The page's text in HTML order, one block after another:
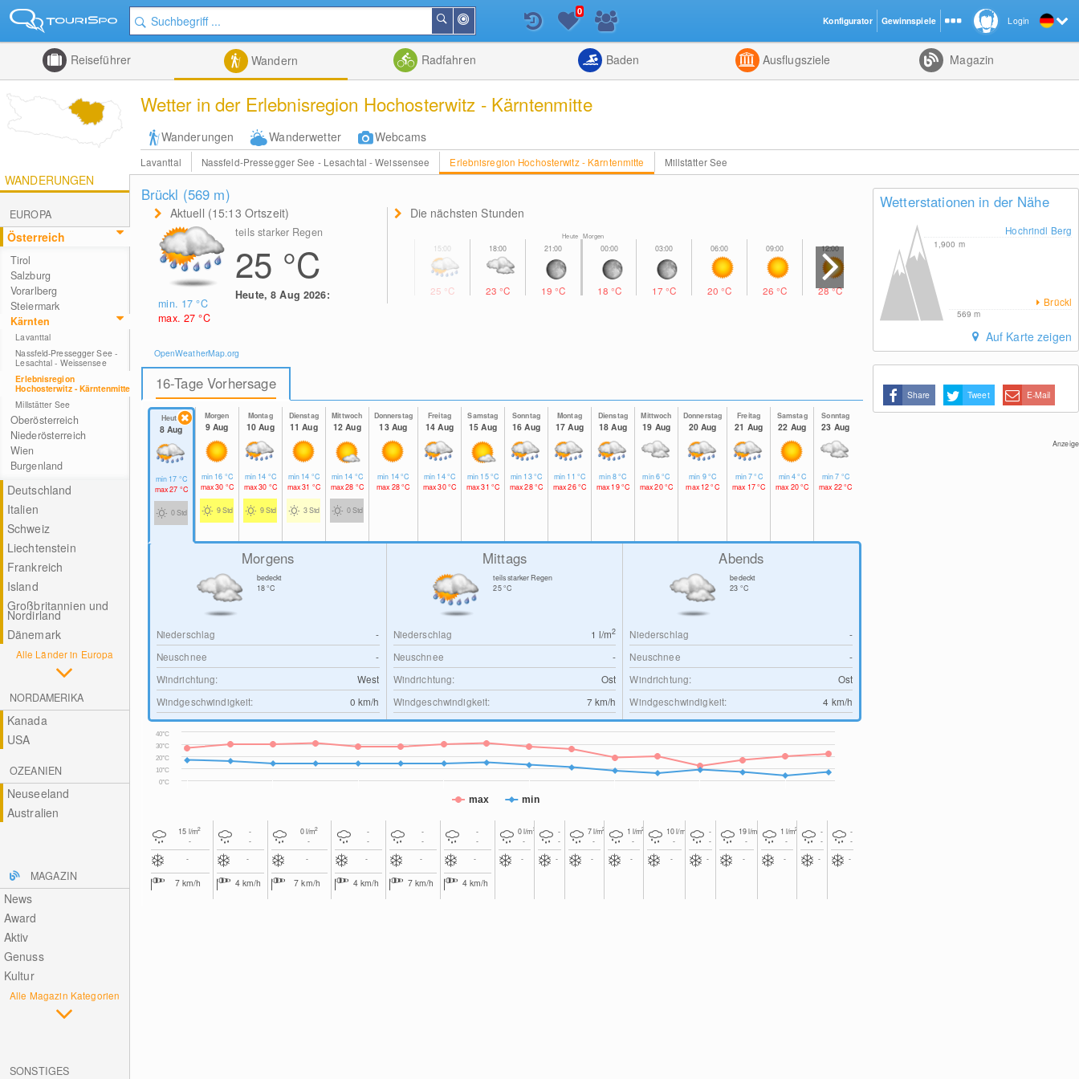
der
Suchen
Listenansicht
Kombiniert
0
Reiseführer Wandern Radfahren Baden Ausflugsziele Magazin
Wetter in der Erlebnisregion Hochosterwitz - Kärntenmitte
Wanderungen Wanderwetter Webcams
Lavanttal Nassfeld-Pressegger See - Lesachtal - Weissensee Erlebnisregion Hochosterwitz - Kärntenmitte Millstätter See
WANDERUNGEN
EUROPA
Österreich
Tirol
Salzburg
Vorarlberg
Steiermark
Kärnten
Lavanttal
Nassfeld-Pressegger See -
Lesachtal - Weissensee
Erlebnisregion
Hochosterwitz - Kärntenmitte
Millstätter See
Oberösterreich
Niederösterreich
Wien
Burgenland
Deutschland
Italien
Schweiz
Liechtenstein
Frankreich
Island
Großbritannien und
Nordirland
Dänemark
Alle Länder in Europa
NORDAMERIKA
Kanada
USA
OZEANIEN
Neuseeland
Australien
MAGAZIN
News
Award
Aktiv
Genuss
Kultur
Alle Magazin Kategorien
SONSTIGES
Brückl (569 m)
Aktuell (15:13 Ortszeit)
min. 17°C
max. 27°C
teils starker Regen
25 °C
Heute, 8 Aug 2026:
OpenWeatherMap.org
Die nächsten Stunden
25 °C 23°C 19°C
Heute Morgen
18°C 17°C 20°C 26°C 28°C 27°C 21
16-Tage Vorhersage
Heute
8 Aug
min 17 °C
max27 °C
0 Std
Morgen
9 Aug
min 16 °C
max30 °C
9 Std
Montag
10 Aug
min 14 °C
max30 °C
9 Std
Dienstag
11 Aug
min 14 °C
max31 °C
3 Std
Mittwoch
12 Aug
min 14 °C
max28 °C
0 Std
Donnerstag
13 Aug
min 14°C
max 28°C
Freitag
14 Aug
min 14°C
max30°C
Samstag
15 Aug
min 15°C
max31 °C
Sonntag
16 Aug
min 13°C
max28°C
Montag
17 Aug
min 11 °C
max26°C
Dienstag
18 Aug
min8°C
max 19°C
Mittwoch
19 Aug
min6°C
max20°C
Donnerstag
20 Aug
min 9°C
max 12°C
Freitag
21 Aug
min7°C
max 17°C
Samstag
22 Aug
min4°C
max 20°C
Sonntag
23 Aug
min7 °C
max 22°C
Morgens
bedeckt
18°C
Niederschlag
-
Neuschnee
-
Windrichtung:
West
Windgeschwindigkeit:
0 km/h
Mittags
teils starker Regen
25°C
Niederschlag 1 l/m2
Neuschnee
-
Windrichtung:
Ost
Windgeschwindigkeit:
7 km/h
Abends
bedeckt
23 °C
Niederschlag
-
Neuschnee
-
Windrichtung:
Ost
Windgeschwindigkeit:
4 km/h
max min
0°C
10°C
20°C
30°C
40°C
15 l/m2
-
-
7 km/h
-
-
-
4 km/h
0l/m2
-
-
7km/h
-
-
-
4km/h
-
-
-
7 km/h
-
-
-
4 km/h
0l/m2
-
-
-
-
-
7l/m2
-
-
1l/m2
-
-
10l/m
-
-
-
-
-
19l/m
-
-
1l/m2
-
-
-
-
-
-
-
-
Wetterstationen in der Nähe
Hochrindl Berg
1,900 m
Brückl
569m
Auf Karte zeigen
Share Tweet E-Mail
Anzeige
Login
Konfigurator Gewinnspiele